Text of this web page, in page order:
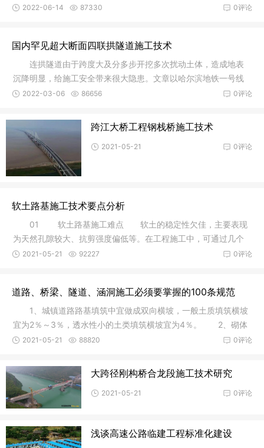
的山区
0评论
2022-06-14 87330
国内罕见超大断面四联拱隧道施工技术
连拱隧道由于跨度大及分多步开挖多次扰动土体，造成地表
沉降明显，给施工安全带来很大隐患。文章以哈尔滨地铁一号线
哈尔滨南
0评论
2022-03-06 86656
跨江大桥工程钢栈桥施工技术
0评论
2021-05-21
软土路基施工技术要点分析
01 软土路基施工难点 软土的稳定性欠佳，主要表现
为天然孔隙较大、抗剪强度偏低等。在工程施工中，可通过几个
特定标
0评论
2021-05-21 92227
道路、桥梁、隧道、涵洞施工必须要掌握的100条规范
1、城镇道路路基填筑中宜做成双向横坡，一般土质填筑横坡
宜为2％～3％，透水性小的土类填筑横坡宜为4％。 2、砌体
涵洞应
0评论
2021-05-21 88820
大跨径刚构桥合龙段施工技术研究
0评论
2021-05-21
浅谈高速公路临建工程标准化建设